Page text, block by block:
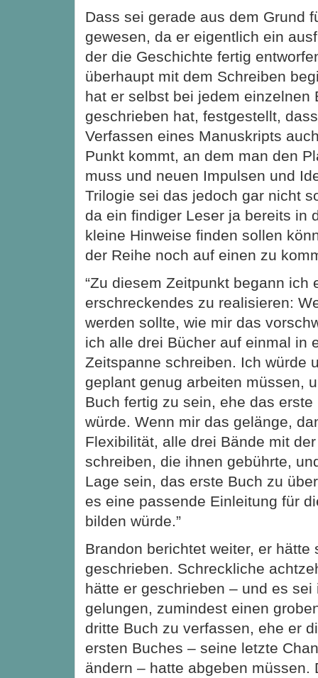
Dass sei gerade aus dem Grund
gewesen, da er eigentlich ein
der die Geschichte fertig
überhaupt mit dem Schreiben
hat er selbst bei jedem einzelnen
geschrieben hat, festgestellt,
Verfassen eines Manuskripts
Punkt kommt, an dem man den
muss und neuen Impulsen und
Trilogie sei das jedoch gar nicht
da ein findiger Leser ja bereits in
kleine Hinweise finden sollen
der Reihe noch auf einen zu
“Zu diesem Zeitpunkt begann ich
erschreckendes zu realisieren:
werden sollte, wie mir das
ich alle drei Bücher auf einmal in
Zeitspanne schreiben. Ich würde
geplant genug arbeiten müssen,
Buch fertig zu sein, ehe das
würde. Wenn mir das gelänge,
Flexibilität, alle drei Bände mit
schreiben, die ihnen gebührte,
Lage sein, das erste Buch zu
es eine passende Einleitung für
bilden würde.”
Brandon berichtet weiter, er hätte
geschrieben. Schreckliche
hätte er geschrieben – und es sei
gelungen, zumindest einen
dritte Buch zu verfassen, ehe er
ersten Buches – seine letzte
ändern – hatte abgeben müssen.